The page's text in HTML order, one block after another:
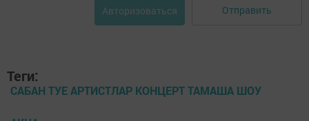
Авторизоваться Отправить
Теги:
САБАН ТУЕ АРТИСТЛАР КОНЦЕРТ ТАМАША ШОУ